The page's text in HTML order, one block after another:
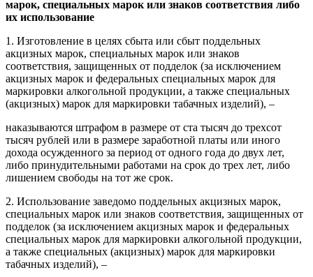
марок, специальных марок или знаков соответствия либо
их использование
1. Изготовление в целях сбыта или сбыт поддельных
акцизных марок, специальных марок или знаков
соответствия, защищенных от подделок (за исключением
акцизных марок и федеральных специальных марок для
маркировки алкогольной продукции, а также специальных
(акцизных) марок для маркировки табачных изделий), –
наказываются штрафом в размере от ста тысяч до трехсот
тысяч рублей или в размере заработной платы или иного
дохода осужденного за период от одного года до двух лет,
либо принудительными работами на срок до трех лет, либо
лишением свободы на тот же срок.
2. Использование заведомо поддельных акцизных марок,
специальных марок или знаков соответствия, защищенных от
подделок (за исключением акцизных марок и федеральных
специальных марок для маркировки алкогольной продукции,
а также специальных (акцизных) марок для маркировки
табачных изделий), –